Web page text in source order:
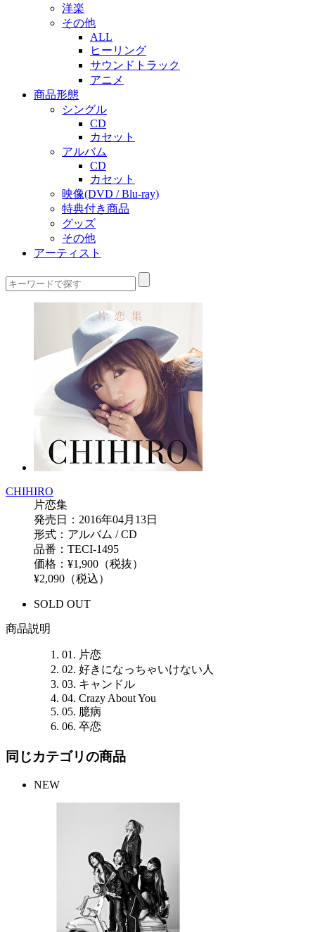
洋楽
その他
ALL
ヒーリング
サウンドトラック
アニメ
商品形態
シングル
CD
カセット
アルバム
CD
カセット
映像(DVD / Blu-ray)
特典付き商品
グッズ
その他
アーティスト
CHIHIRO
片恋集
発売日：2016年04月13日
形式：アルバム / CD
品番：TECI-1495
価格：¥1,900（税抜）
¥2,090（税込）
SOLD OUT
商品説明
01. 片恋
02. 好きになっちゃいけない人
03. キャンドル
04. Crazy About You
05. 臆病
06. 卒恋
同じカテゴリの商品
NEW